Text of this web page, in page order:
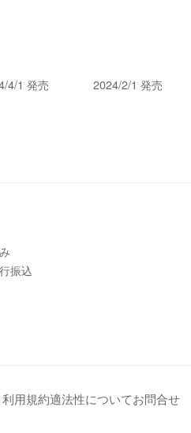
4/1 発売 2024/2/1 発売
振込
利用規約適法性についてお問合せ